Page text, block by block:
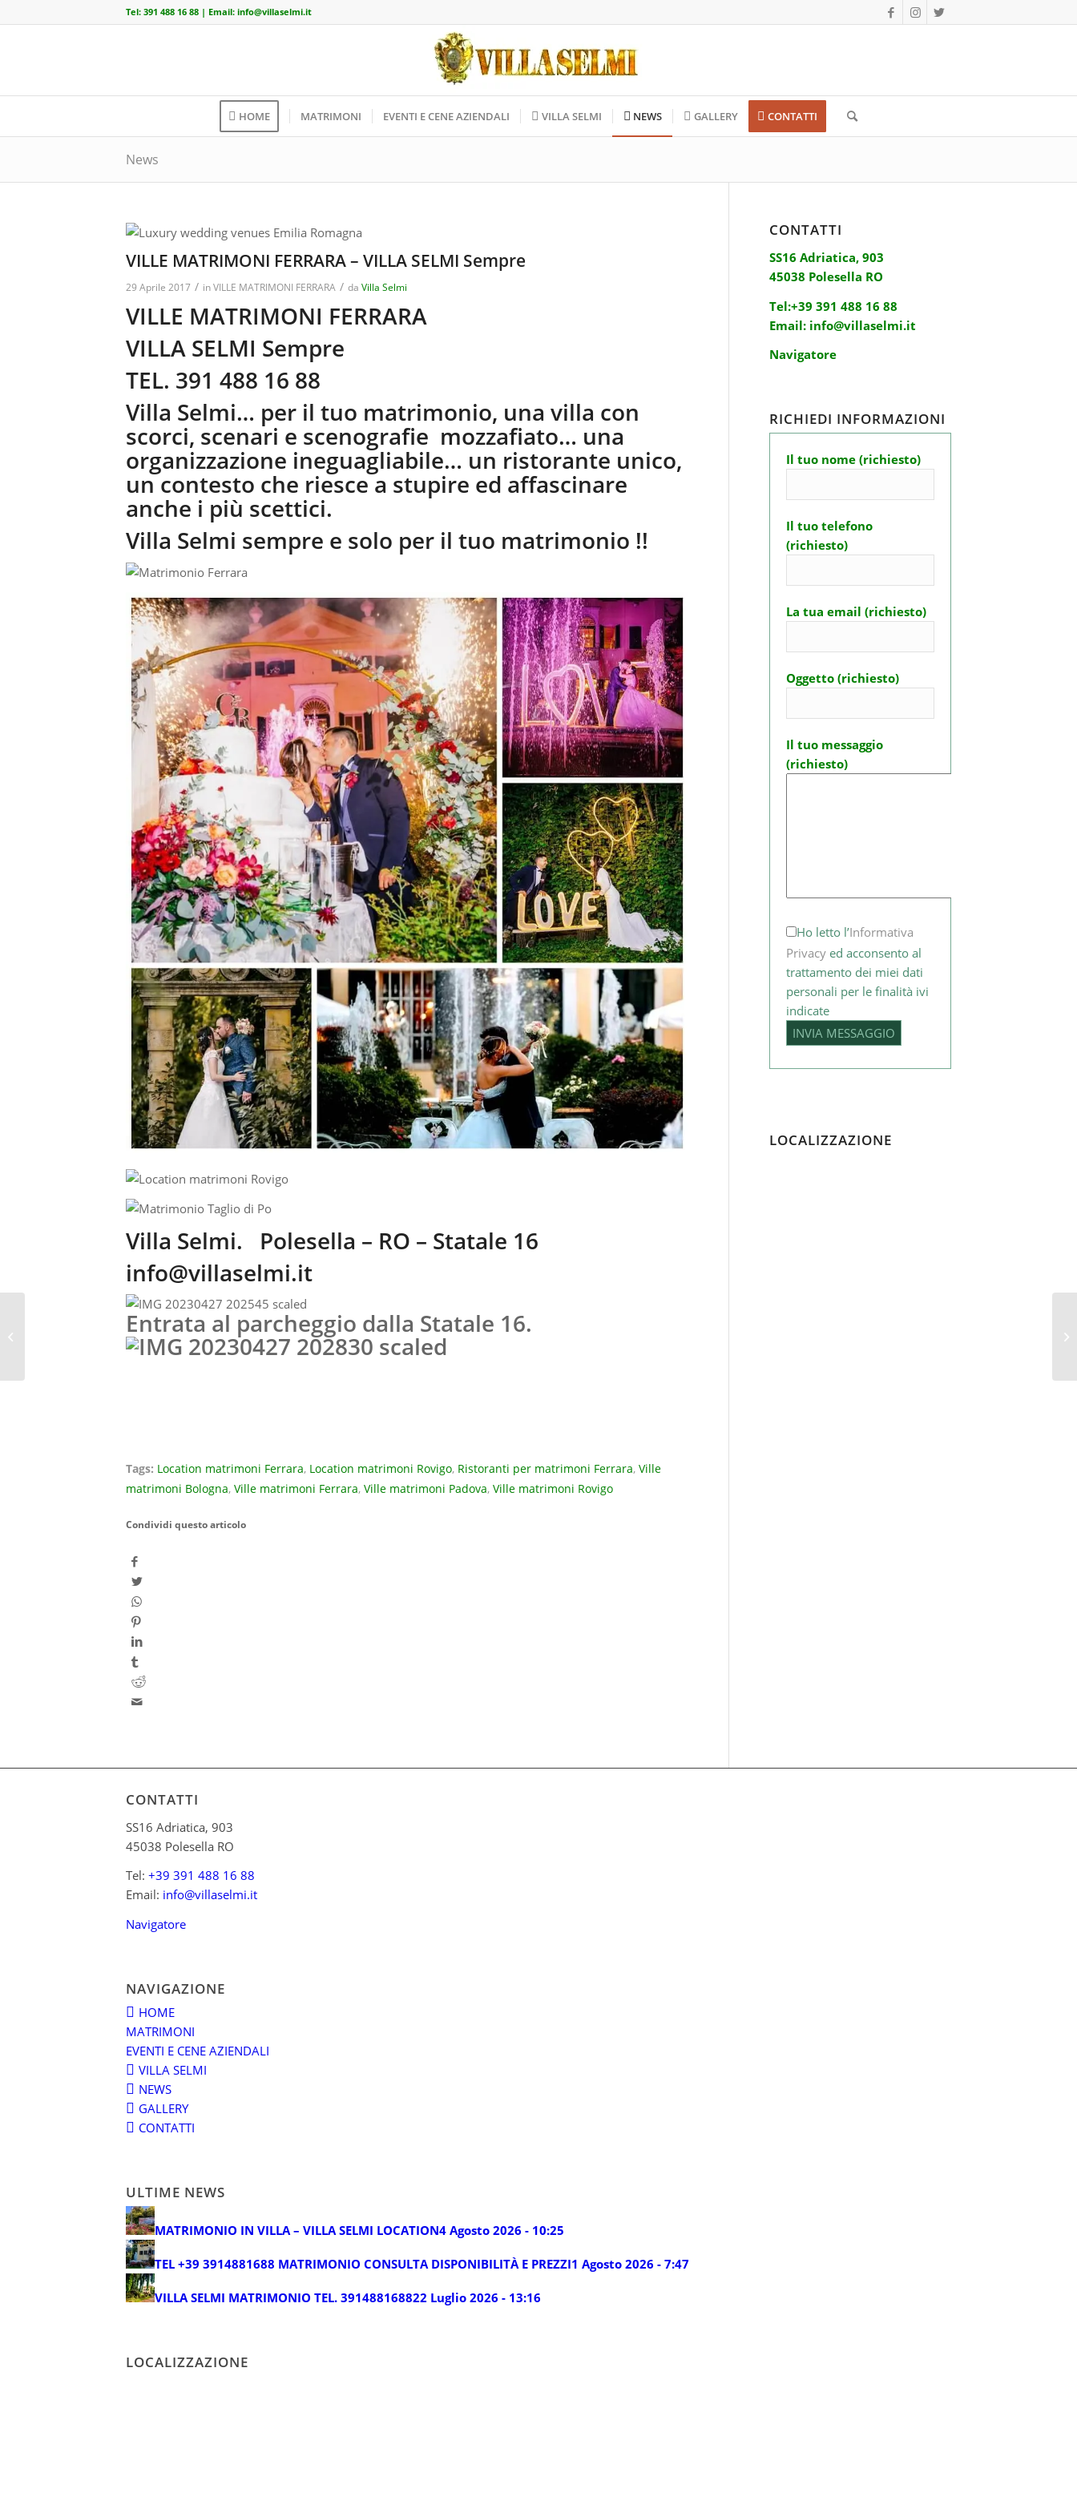
Tel: 391 488 16 88 | Email: info@villaselmi.it
HOME MATRIMONI EVENTI E CENE AZIENDALI VILLA SELMI NEWS GALLERY CONTATTI
News
VILLE MATRIMONI FERRARA – VILLA SELMI Sempre
29 Aprile 2017 / inVILLE MATRIMONI FERRARA / da Villa Selmi
VILLE MATRIMONI FERRARA
VILLA SELMI Sempre
TEL. 391 488 16 88
Villa Selmi… per il tuo matrimonio, una villa con
scorci, scenari e scenografie mozzafiato… una
organizzazione ineguagliabile… un ristorante unico,
un contesto che riesce a stupire ed affascinare
anche i più scettici.
Villa Selmi sempre e solo per il tuo matrimonio !!
Villa Selmi. Polesella – RO – Statale 16
info@villaselmi.it
Entrata al parcheggio dalla Statale 16.
Tags: Location matrimoni Ferrara, Location matrimoni Rovigo, Ristoranti per matrimoni Ferrara, Ville
matrimoni Bologna, Ville matrimoni Ferrara, Ville matrimoni Padova, Ville matrimoni Rovigo
Condividi questo articolo
CONTATTI
SS16 Adriatica, 903
45038 Polesella RO
Tel:+39 391 488 16 88
Email: info@villaselmi.it
Navigatore
RICHIEDI INFORMAZIONI
Il tuo nome (richiesto)
Il tuo telefono
(richiesto)
La tua email (richiesto)
Oggetto (richiesto)
Il tuo messaggio
(richiesto)
Ho letto l’Informativa
Privacyed acconsento al
trattamento dei miei dati
personali per le finalità ivi
indicate
LOCALIZZAZIONE
CONTATTI
SS16 Adriatica, 903
45038 Polesella RO
Tel: +39 391 488 16 88
Email: info@villaselmi.it
Navigatore
NAVIGAZIONE
HOME
MATRIMONI
EVENTI E CENE AZIENDALI
VILLA SELMI
NEWS
GALLERY
CONTATTI
ULTIME NEWS
MATRIMONIO IN VILLA – VILLA SELMI LOCATION4 Agosto 2026 - 10:25
TEL +39 3914881688 MATRIMONIO CONSULTA DISPONIBILITÀ E PREZZI1 Agosto 2026 - 7:47
VILLA SELMI MATRIMONIO TEL. 391488168822 Luglio 2026 - 13:16
LOCALIZZAZIONE
TEL 391 4881688 RISTORANTI PER
MATRIMONIO FERRARA